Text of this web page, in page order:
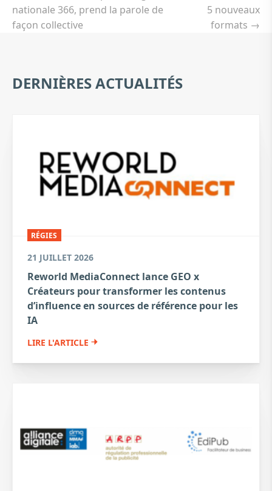
l’article
nationale 366, prend la parole de
façon collective
5 nouveaux
formats →
DERNIÈRES ACTUALITÉS
RÉGIES
21 JUILLET 2026
Reworld MediaConnect lance GEO x
Créateurs pour transformer les contenus
d’influence en sources de référence pour les
IA
LIRE L'ARTICLE